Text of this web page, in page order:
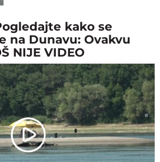
kako se
na Dunavu: Ovakvu
NIJE VIDEO
Play